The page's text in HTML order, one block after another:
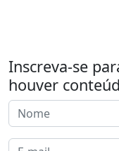
Inscreva-se
houver